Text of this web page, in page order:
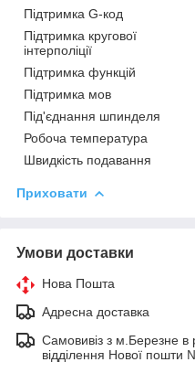
Підтримка G-код
Підтримка кругової
інтерполіції
Підтримка функцій
Підтримка мов
Під'єднання шпинделя
Робоча температура
Швидкість подавання
Приховати
Умови доставки
Нова Пошта
Адресна доставка
Самовивіз з м.Березне в
відділення Нової пошти